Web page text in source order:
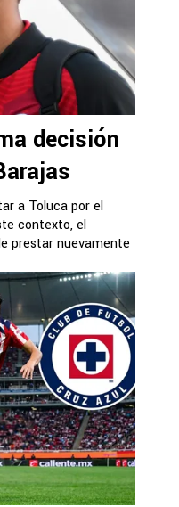
decisión
a Toluca por el
contexto, el
prestar nuevamente